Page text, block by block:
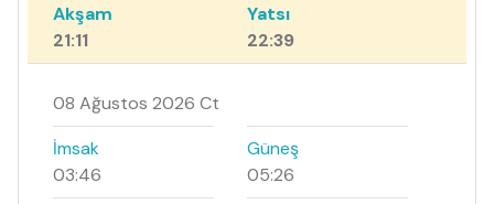
Akşam
21:11
Yatsı
22:39
08 Ağustos 2026 Ct
İmsak
03:46
Güneş
05:26